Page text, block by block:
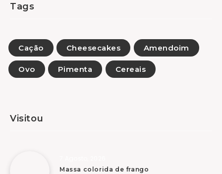
Tags
Cação Cheesecakes Amendoim
Ovo Pimenta Cereais
Visitou
Massa colorida de frango